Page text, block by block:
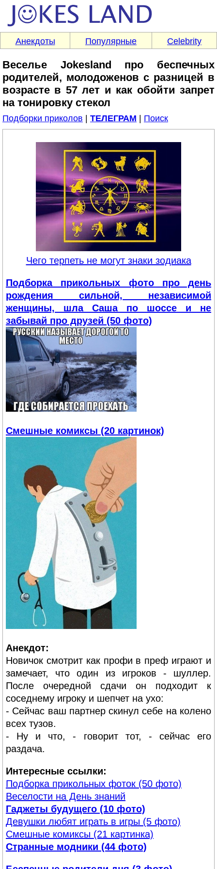
Анекдоты Популярные Celebrity
Веселье Jokesland про беспечных
родителей, молодоженов с разницей в
возрасте в 57 лет и как обойти запрет
на тонировку стекол
Подборки приколов ТЕЛЕГРАМ Поиск
Чего терпеть не могут знаки зодиака
Подборка прикольных фото про день
рождения сильной, независимой
женщины, шла Саша по шоссе и не
забывай про друзей (50 фото)
Смешные комиксы (20 картинок)
Анекдот:
Новичок смотрит как профи в преф играют и
замечает, что один из игроков - шуллер.
После очередной сдачи он подходит к
соседнему игроку и шепчет на ухо:
- Сейчас ваш партнер скинул себе на колено
всех тузов.
- Ну и что, - говорит тот, - сейчас его
раздача.
Интересные ссылки:
Подборка прикольных фоток (50 фото)
Веселости на День знаний
Гаджеты будущего (10 фото)
Девушки любят играть в игры (5 фото)
Смешные комиксы (21 картинка)
Странные модники (44 фото)